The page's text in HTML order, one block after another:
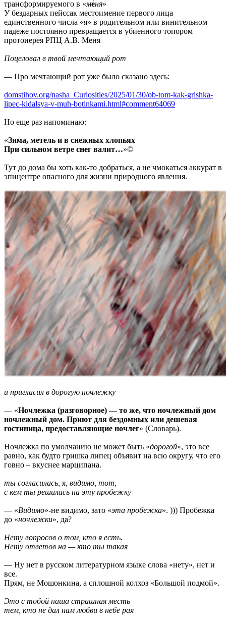
трансформируемого в «ме́ня»
У бездарных пейссак местоимение первого лица
единственного числа «я» в родительном или винительном
падеже постоянно превращается в убиенного топором
протоиерея РПЦ А.В. Меня
Поцеловал в твой мечтающий рот
— Про мечтающий рот уже было сказано здесь:
domstihov.org/nasha_Curiosities/2025/01/30/ob-tom-kak-grishka-
lipec-kidalsya-v-muh-botinkami.html#comment64069
Но еще раз напоминаю:
«Зима, метель и в снежных хлопьях
При сильном ветре снег валит…»©
Тут до дома бы хоть как-то добраться, а не чмокаться аккурат в
эпицентре опасного для жизни природного явления.
и пригласил в дорогую ночлежку
— «Ночлежка (разговорное) — то же, что ночлежный дом
ночлежный дом. Приют для бездомных или дешевая
гостиница, предоставляющие ночлег» (Словарь).
Ночлежка по умолчанию не может быть «дорогой», это все
равно, как будто гришка липец объявит на всю округу, что его
говно – вкуснее марципана.
ты согласилась, я, видимо, тот,
с кем ты решилась на эту пробежку
— «Видимо»-не видимо, зато «эта пробежка». ))) Пробежка
до «ночлежки», да?
Нету вопросов о том, кто я есть.
Нету ответов на — кто ты такая
— Ну нет в русском литературном языке слова «нету», нет и
все.
Прям, не Мошонкина, а сплошной колхоз «Большой подмой».
Это с тобой наша страшная месть
тем, кто не дал нам любви в небе рая